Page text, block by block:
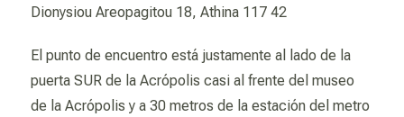
Dionysiou Areopagitou 18, Athina 117 42
El punto de encuentro está justamente al lado de la
puerta SUR de la Acrópolis casi al frente del museo
de la Acrópolis y a 30 metros de la estación del metro